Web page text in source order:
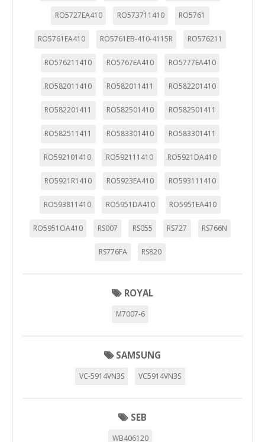
RO5727EA410 RO573711410 RO5761
RO5761EA410 RO5761EB-410-4115R RO576211
RO576211410 RO5767EA410 RO5777EA410
RO582011410 RO582011411 RO582201410
RO582201411 RO582501410 RO582501411
RO582511411 RO583301410 RO583301411
RO592101410 RO592111410 RO5921DA410
RO5921R1410 RO5923EA410 RO593111410
RO593811410 RO5951DA410 RO5951EA410
RO5951OA410 RS007 RS055 RS727 RS766N
RS776FA RS820
ROYAL
M7007-6
SAMSUNG
VC-5914VN3S VC5914VN3S
SEB
WB406120
GUARDAR CONFIGURACIÓN
Puedes volver a configurar tus cookies desde la sección
consultar nuestra política de cookies